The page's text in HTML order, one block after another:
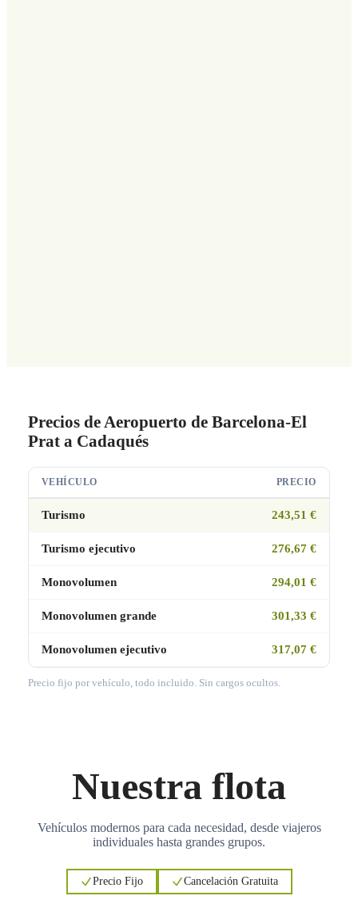
Precios de Aeropuerto de Barcelona-El
Prat a Cadaqués
VEHÍCULO PRECIO
Turismo 243,51 €
Turismo ejecutivo 276,67 €
Monovolumen 294,01 €
Monovolumen grande 301,33 €
Monovolumen ejecutivo 317,07 €
Precio fijo por vehículo, todo incluido. Sin cargos ocultos.
Nuestra flota
Vehículos modernos para cada necesidad, desde viajeros
individuales hasta grandes grupos.
Precio Fijo Cancelación Gratuita